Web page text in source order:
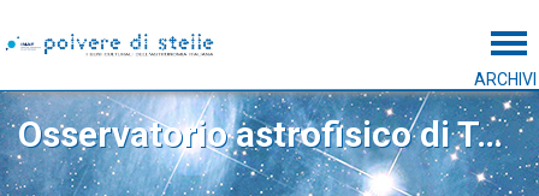
ARCHIVI
Osservatorio astrofisico di Torino